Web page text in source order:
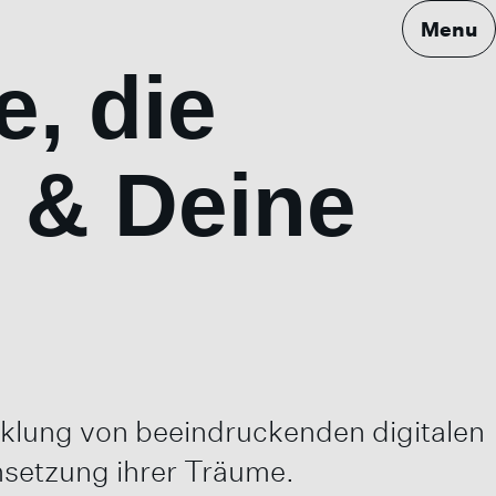
Menu
die
Deine
von beeindruckenden digitalen
ihrer Träume.